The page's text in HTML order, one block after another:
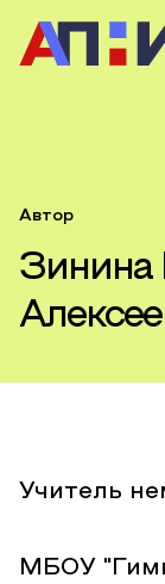
Автор
Зинина
Учитель
МБОУ